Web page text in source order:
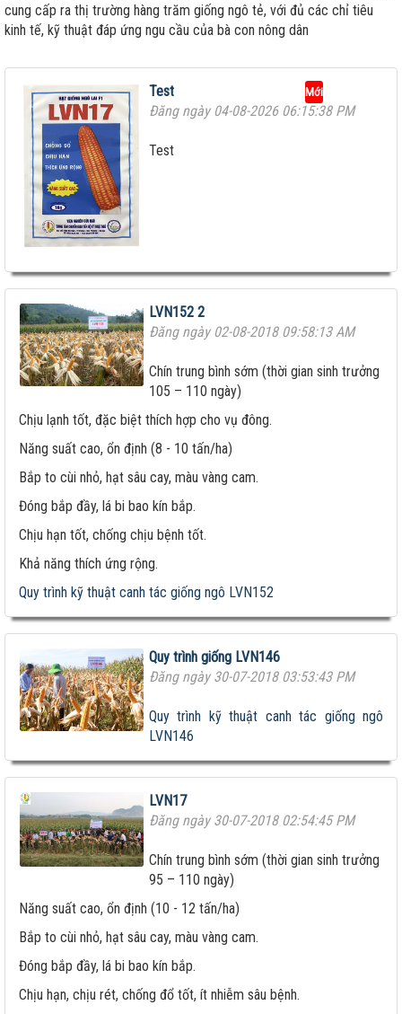
cung cấp ra thị trường hàng trăm giống ngô tẻ, với đủ các chỉ tiêu
kinh tế, kỹ thuật đáp ứng ngu cầu của bà con nông dân
Test Mới
Đăng ngày 04-08-2026 06:15:38 PM
Test
LVN152 2
Đăng ngày 02-08-2018 09:58:13 AM
Chín trung bình sớm (thời gian sinh trưởng
105 – 110 ngày)
Chịu lạnh tốt, đặc biệt thích hợp cho vụ đông.
Năng suất cao, ổn định (8 - 10 tấn/ha)
Bắp to cùi nhỏ, hạt sâu cay, màu vàng cam.
Đóng bắp đầy, lá bi bao kín bắp.
Chịu hạn tốt, chống chịu bệnh tốt.
Khả năng thích ứng rộng.
Quy trình kỹ thuật canh tác giống ngô LVN152
Quy trình giống LVN146
Đăng ngày 30-07-2018 03:53:43 PM
Quy trình kỹ thuật canh tác giống ngô
LVN146
LVN17
Đăng ngày 30-07-2018 02:54:45 PM
Chín trung bình sớm (thời gian sinh trưởng
95 – 110 ngày)
Năng suất cao, ổn định (10 - 12 tấn/ha)
Bắp to cùi nhỏ, hạt sâu cay, màu vàng cam.
Đóng bắp đầy, lá bi bao kín bắp.
Chịu hạn, chịu rét, chống đổ tốt, ít nhiễm sâu bệnh.